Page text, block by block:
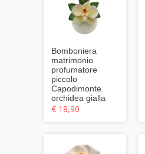
Bomboniera
matrimonio
profumatore
piccolo
Capodimonte
orchidea gialla
€ 18,90